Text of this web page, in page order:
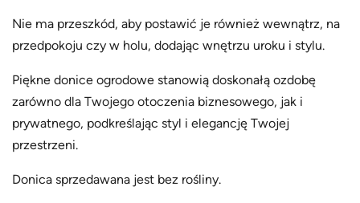
Nie ma przeszkód, aby postawić je również wewnątrz, na
przedpokoju czy w holu, dodając wnętrzu uroku i stylu.
Piękne donice ogrodowe stanowią doskonałą ozdobę
zarówno dla Twojego otoczenia biznesowego, jak i
prywatnego, podkreślając styl i elegancję Twojej
przestrzeni.
Donica sprzedawana jest bez rośliny.